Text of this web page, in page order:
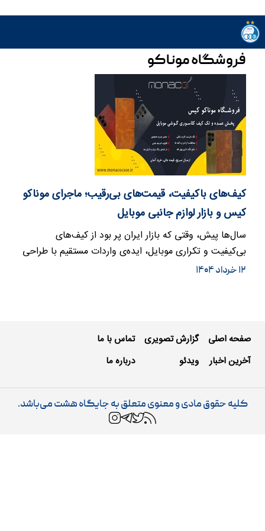
فروشگاه موناکو
کیف‌های باکیفیت، قیمت‌های بی‌رقیب؛ ماجرای موناکو
کیس و بازار لوازم جانبی موبایل
سال‌ها پیش، وقتی که بازار ایران پر بود از کیف‌های
بی‌کیفیت و تکراری موبایل، ایده‌ی واردات مستقیم با طراحی
اختصاصی از…
۱۲ خرداد ۱۴۰۴
صفحه اصلی
آخرین اخبار
گزارش تصویری
ویدئو
تماس با ما
درباره ما
کلیه حقوق مادی و معنوی متعلق به جایگاه هشت می‌باشد.